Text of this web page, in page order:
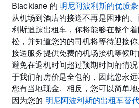
Blacklane 的 明尼阿波利斯的优质
从机场到酒店的接送不再是困难的
利斯追踪出租车，你将能够在整个
松，并知道您的的司机将等待迎接
接送服务提供免费的机场接机等候
避免在退机时间超过预期时间的情
于我们的房价是全包的，因此您永
您有当地现金。相反，您可以简单地
因为您的 明尼阿波利斯的出租车替